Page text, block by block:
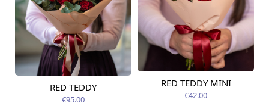
Pieejams šodien
RED TEDDY
€95.00
Pieejams šodien
RED TEDDY MINI
€42.00